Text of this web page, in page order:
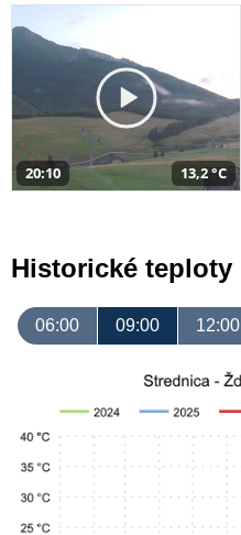
20:10 13,2 °C
Historické teploty
06:00 09:00 12:00